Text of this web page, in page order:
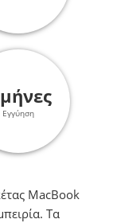
Εγγύηση
MacΒook
Τα